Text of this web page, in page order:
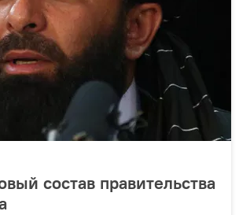
состав правительства